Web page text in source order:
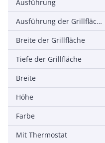
Ausführung
Ausführung der Grillfläche
Breite der Grillfläche
Tiefe der Grillfläche
Breite
Höhe
Farbe
Mit Thermostat